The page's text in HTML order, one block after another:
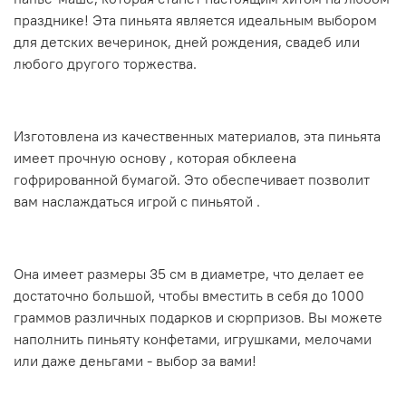
празднике! Эта пиньята является идеальным выбором
для детских вечеринок, дней рождения, свадеб или
любого другого торжества.
Изготовлена из качественных материалов, эта пиньята
имеет прочную основу , которая обклеена
гофрированной бумагой. Это обеспечивает позволит
вам наслаждаться игрой с пиньятой .
Она имеет размеры 35 см в диаметре, что делает ее
достаточно большой, чтобы вместить в себя до 1000
граммов различных подарков и сюрпризов. Вы можете
наполнить пиньяту конфетами, игрушками, мелочами
или даже деньгами - выбор за вами!